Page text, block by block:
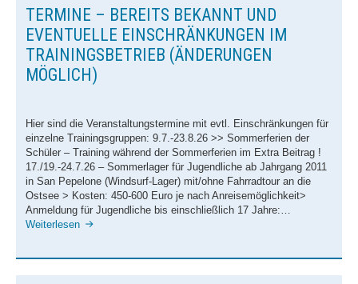
Wettkämpfe
Trainingslager
Sonstige Veranstaltungen
Schwimmhallen
–
Trainingsbeginn
TERMINE – BEREITS BEKANNT UND
EVENTUELLE EINSCHRÄNKUNGEN IM
TRAININGSBETRIEB (ÄNDERUNGEN
MÖGLICH)
Hier sind die Veranstaltungstermine mit evtl. Einschränkungen für
einzelne Trainingsgruppen: 9.7.-23.8.26 >> Sommerferien der
Schüler – Training während der Sommerferien im Extra Beitrag !
17./19.-24.7.26 – Sommerlager für Jugendliche ab Jahrgang 2011
in San Pepelone (Windsurf-Lager) mit/ohne Fahrradtour an die
Ostsee > Kosten: 450-600 Euro je nach Anreisemöglichkeit>
Anmeldung für Jugendliche bis einschließlich 17 Jahre:…
Weiterlesen Termine